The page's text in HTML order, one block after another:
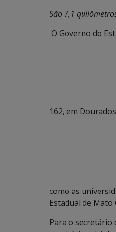
São 7,1
O Governo do
162, em
como as
Estadual de Mato
Para o secretário